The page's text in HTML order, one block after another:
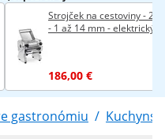
Strojček na cestoviny - 22
- 1 až 14 mm - elektrický
186,00 €
gastronómiu /